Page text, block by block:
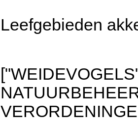
Leefgebieden